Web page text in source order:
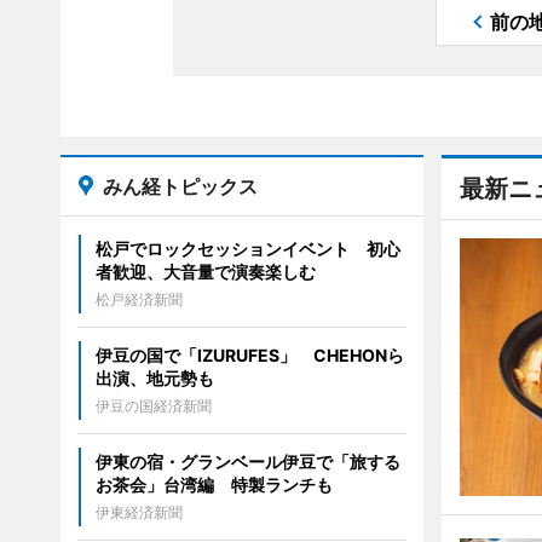
前の
最新ニ
みん経トピックス
松戸でロックセッションイベント 初心
者歓迎、大音量で演奏楽しむ
松戸経済新聞
伊豆の国で「IZURUFES」 CHEHONら
出演、地元勢も
伊豆の国経済新聞
伊東の宿・グランベール伊豆で「旅する
お茶会」台湾編 特製ランチも
伊東経済新聞